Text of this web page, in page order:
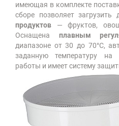
имеющая в комплекте
сборе позволяет
продуктов — фруктов,
Оснащена плавным
диапазоне от 30 до 70°C,
заданную температуру на
работы и имеет систему